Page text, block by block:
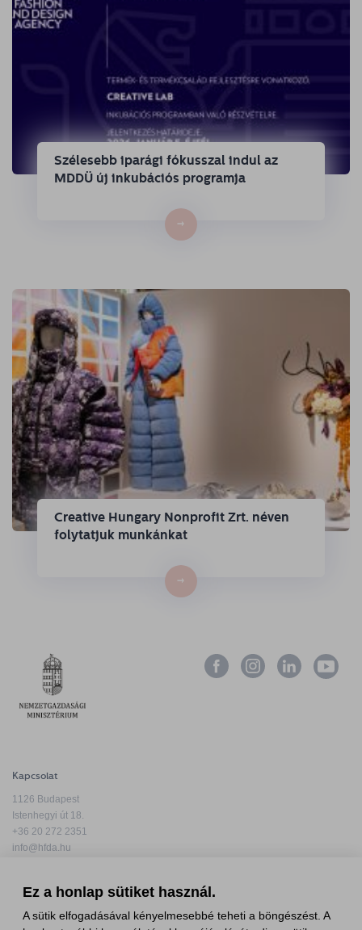
Szélesebb iparági fókusszal indul az
MDDÜ új inkubációs programja
→
Creative Hungary Nonprofit Zrt. néven
folytatjuk munkánkat
→
Kapcsolat
1126 Budapest
Istenhegyi út 18.
+36 20 272 2351
info@hfda.hu
Ez a honlap sütiket használ.
A sütik elfogadásával kényelmesebbé teheti a böngészést. A